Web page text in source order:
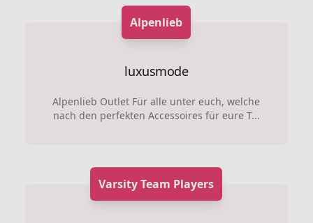
Alpenlieb
luxusmode
Alpenlieb Outlet Für alle unter euch, welche
nach den perfekten Accessoires für eure T...
Varsity Team Players